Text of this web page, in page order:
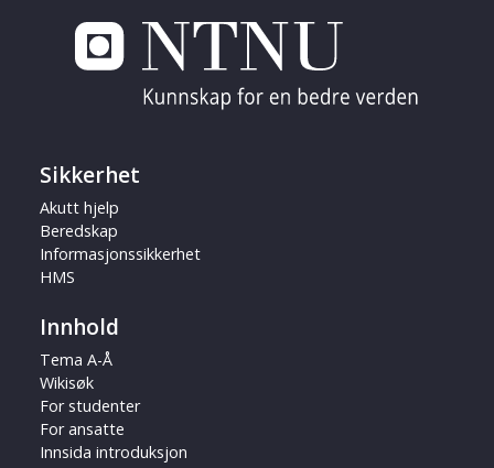
Sikkerhet
Akutt hjelp
Beredskap
Informasjonssikkerhet
HMS
Innhold
Tema A-Å
Wikisøk
For studenter
For ansatte
Innsida introduksjon